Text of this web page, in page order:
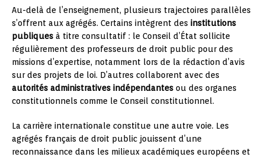
Au-delà de l’enseignement, plusieurs trajectoires parallèles
s’offrent aux agrégés. Certains intègrent des institutions
publiques à titre consultatif : le Conseil d’État sollicite
régulièrement des professeurs de droit public pour des
missions d’expertise, notamment lors de la rédaction d’avis
sur des projets de loi. D’autres collaborent avec des
autorités administratives indépendantes ou des organes
constitutionnels comme le Conseil constitutionnel.
La carrière internationale constitue une autre voie. Les
agrégés français de droit public jouissent d’une
reconnaissance dans les milieux académiques européens et